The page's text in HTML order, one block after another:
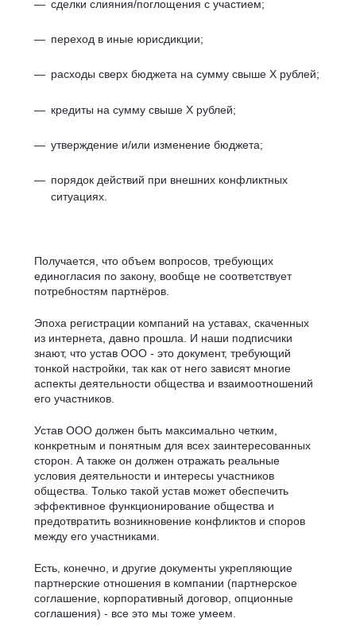
сделки слияния/поглощения с участием;
переход в иные юрисдикции;
расходы сверх бюджета на сумму свыше Х рублей;
кредиты на сумму свыше Х рублей;
утверждение и/или изменение бюджета;
порядок действий при внешних конфликтных
ситуациях.
Получается, что объем вопросов, требующих
единогласия по закону, вообще не соответствует
потребностям партнёров.
Эпоха регистрации компаний на уставах, скаченных
из интернета, давно прошла. И наши подписчики
знают, что устав ООО - это документ, требующий
тонкой настройки, так как от него зависят многие
аспекты деятельности общества и взаимоотношений
его участников.
Устав ООО должен быть максимально четким,
конкретным и понятным для всех заинтересованных
сторон. А также он должен отражать реальные
условия деятельности и интересы участников
общества. Только такой устав может обеспечить
эффективное функционирование общества и
предотвратить возникновение конфликтов и споров
между его участниками.
Есть, конечно, и другие документы укрепляющие
партнерские отношения в компании (партнерское
соглашение, корпоративный договор, опционные
соглашения) - все это мы тоже умеем.